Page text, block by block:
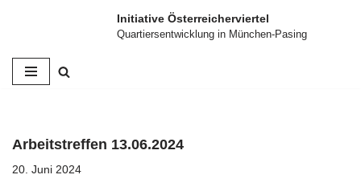
Inhalt
springen
Initiative Österreicherviertel
Quartiersentwicklung in München-Pasing
Arbeitstreffen 13.06.2024
20. Juni 2024